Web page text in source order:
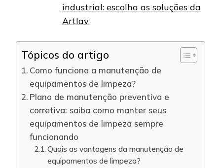
industrial: escolha as soluções da
Artlav
Tópicos do artigo
Como funciona a manutenção de
equipamentos de limpeza?
Plano de manutenção preventiva e
corretiva: saiba como manter seus
equipamentos de limpeza sempre
funcionando
Quais as vantagens da manutenção de
equipamentos de limpeza?